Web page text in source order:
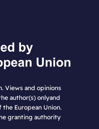
Views and opinions
author(s) onlyand
European Union.
granting authority